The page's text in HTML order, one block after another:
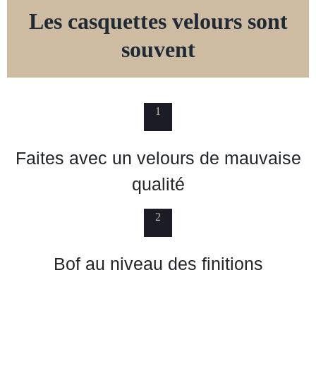
Les casquettes velours sont
souvent
1
Faites avec un velours de mauvaise
qualité
2
Bof au niveau des finitions